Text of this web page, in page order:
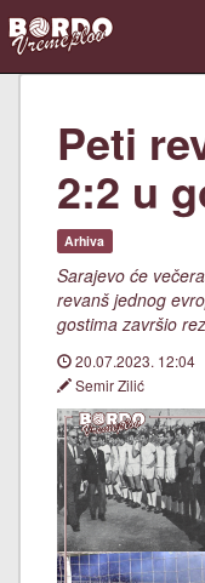
Peti
2:2 u
Arhiva
Sarajevo će
revanš jednog
gostima završio
20.07.2023. 12:04
Semir Zilić